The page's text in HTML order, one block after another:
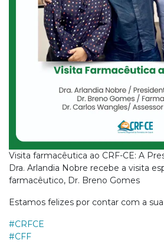
Visita farmacêutica ao CRF-CE: A
Dra. Arlandia Nobre recebe a visita
farmacêutico, Dr. Breno Gomes
Estamos felizes por contar com a
#CRFCE
#CFF